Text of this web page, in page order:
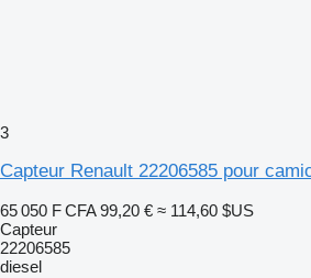
3
Capteur Renault 22206585 pour
65 050 F CFA 99,20 € ≈ 114,60 $US
Capteur
22206585
diesel